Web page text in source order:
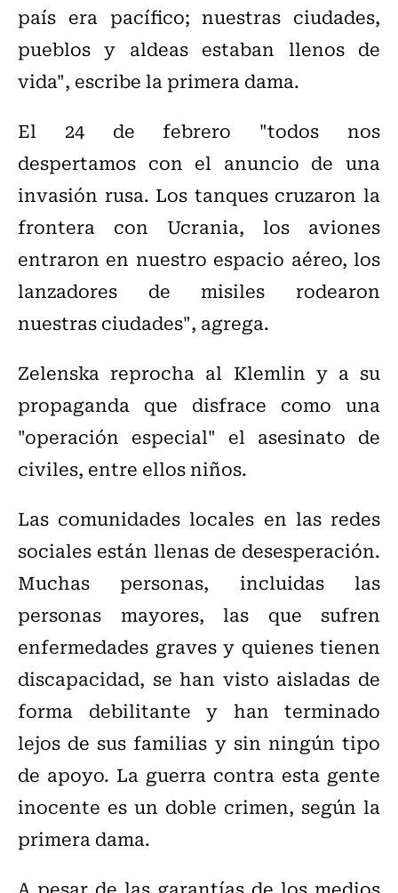
país era pacífico; nuestras ciudades,
pueblos y aldeas estaban llenos de
vida", escribe la primera dama.
El 24 de febrero "todos nos
despertamos con el anuncio de una
invasión rusa. Los tanques cruzaron la
frontera con Ucrania, los aviones
entraron en nuestro espacio aéreo, los
lanzadores de misiles rodearon
nuestras ciudades", agrega.
Zelenska reprocha al Klemlin y a su
propaganda que disfrace como una
"operación especial" el asesinato de
civiles, entre ellos niños.
Las comunidades locales en las redes
sociales están llenas de desesperación.
Muchas personas, incluidas las
personas mayores, las que sufren
enfermedades graves y quienes tienen
discapacidad, se han visto aisladas de
forma debilitante y han terminado
lejos de sus familias y sin ningún tipo
de apoyo. La guerra contra esta gente
inocente es un doble crimen, según la
primera dama.